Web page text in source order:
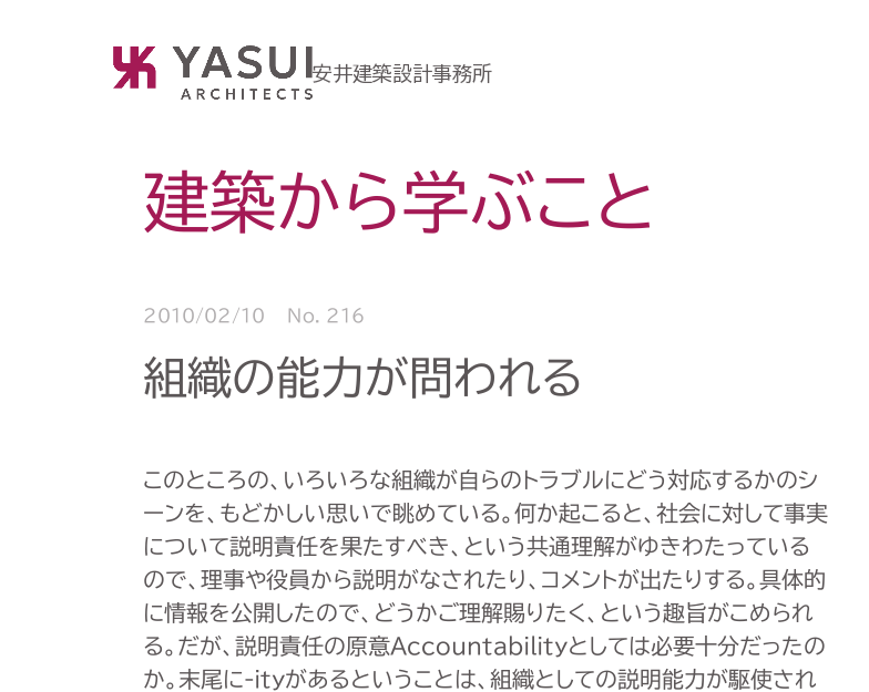
安井建築設計事務所
建築から学ぶこと
2010/02/10 No. 216
組織の能力が問われる
このところの、いろいろな組織が自らのトラブルにどう対応するかのシ
ーンを、もどかしい思いで眺めている。何か起こると、社会に対して事実
について説明責任を果たすべき、という共通理解がゆきわたっている
ので、理事や役員から説明がなされたり、コメントが出たりする。具体的
に情報を公開したので、どうかご理解賜りたく、という趣旨がこめられ
る。だが、説明責任の原意Accountabilityとしては必要十分だったの
か。末尾に-ityがあるということは、組織としての説明能力が駆使され